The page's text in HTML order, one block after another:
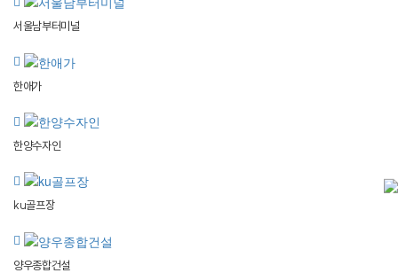
서울남부터미널
한애가
한양수자인
ku골프장
양우종합건설